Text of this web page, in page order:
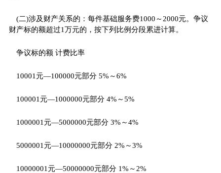
(二)涉及财产关系的：每件基础服务费1000～2000元。争议
财产标的额超过1万元的，按下列比例分段累进计算。
争议标的额 计费比率
10001元—100000元部分 5%～6%
100001元—1000000元部分 4%～5%
1000001元—5000000元部分 3%～4%
5000001元—10000000元部分 2%～3%
10000001元—50000000元部分 1%～2%